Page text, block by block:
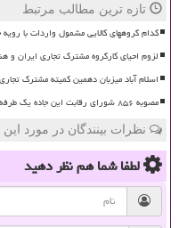
تازه ترین مطالب مرتبط
کدام گروههای کالایی مشمول واردات با
لزوم احیای کارگروه مشترک تجاری ایران و
اسلام آباد میزبان دهمین کمیته مشترک
مصوبه ۸۵۶ شورای رقابت این جاده یک طرفه است
نظرات بینندگان در مورد
لطفا شما همنظر دهید